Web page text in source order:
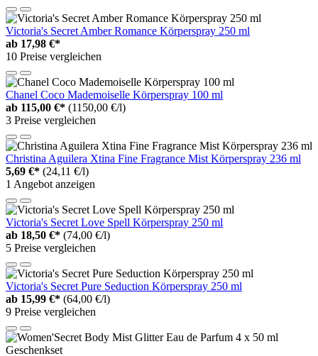
Victoria's Secret Amber Romance Körperspray 250 ml
ab 17,98 €*
10 Preise vergleichen
Chanel Coco Mademoiselle Körperspray 100 ml
ab 115,00 €* (1150,00 €/l)
3 Preise vergleichen
Christina Aguilera Xtina Fine Fragrance Mist Körperspray 236 ml
5,69 €* (24,11 €/l)
1 Angebot anzeigen
Victoria's Secret Love Spell Körperspray 250 ml
ab 18,50 €* (74,00 €/l)
5 Preise vergleichen
Victoria's Secret Pure Seduction Körperspray 250 ml
ab 15,99 €* (64,00 €/l)
9 Preise vergleichen